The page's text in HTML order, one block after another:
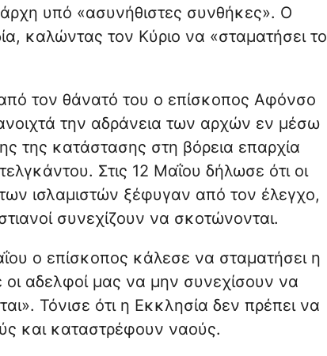
υπό «ασυνήθιστες συνθήκες». Ο
καλώντας τον Κύριο να «σταματήσει το
τον θάνατό του ο επίσκοπος Αφόνσο
την αδράνεια των αρχών εν μέσω
της κατάστασης στη βόρεια επαρχία
Στις 12 Μαΐου δήλωσε ότι οι
των ισλαμιστών ξέφυγαν από τον έλεγχο,
συνεχίζουν να σκοτώνονται.
ο επίσκοπος κάλεσε να σταματήσει η
οι αδελφοί μας να μην συνεχίσουν να
Τόνισε ότι η Εκκλησία δεν πρέπει να
και καταστρέφουν ναούς.